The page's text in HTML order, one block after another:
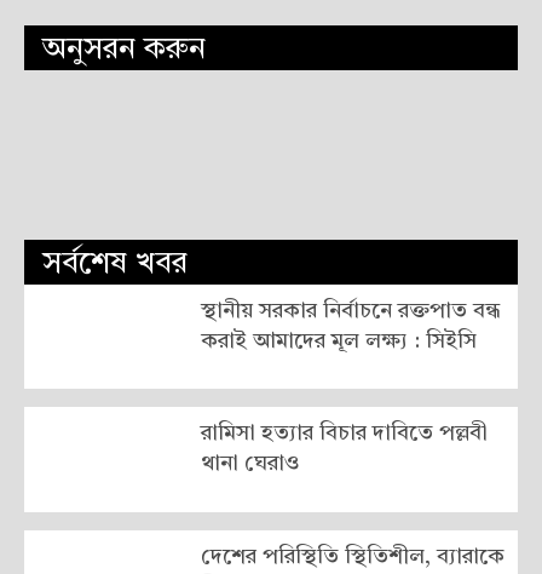
অনুসরন করুন
সর্বশেষ খবর
স্থানীয় সরকার নির্বাচনে রক্তপাত বন্ধ
করাই আমাদের মূল লক্ষ্য : সিইসি
রামিসা হত্যার বিচার দাবিতে পল্লবী
থানা ঘেরাও
দেশের পরিস্থিতি স্থিতিশীল, ব্যারাকে